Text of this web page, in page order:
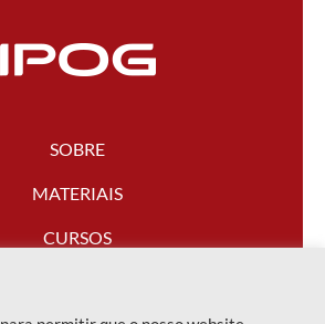
SOBRE
MATERIAIS
CURSOS
FALE CONOSCO